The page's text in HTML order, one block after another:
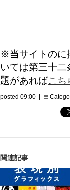
※当サイトのに
いては第三十
題があればこち
posted 09:00 |
関連記事